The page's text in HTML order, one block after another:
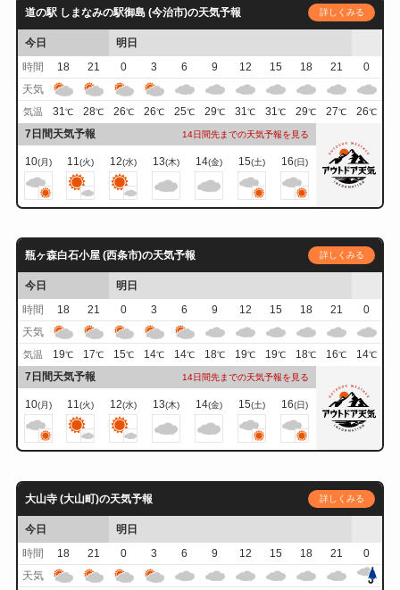
道の駅 しまなみの駅御島 (今治市)の天気予報 詳しくみる
今日
明日
時間
18 21 0 3 6 9 12 15 18 21
0
天気
気温 31℃ 28℃ 26℃ 26℃ 25℃ 29℃ 31℃ 31℃ 29℃ 27℃ 26℃
7日間天気予報 14日間先までの天気予報を見る
10(月) 11(火) 12(水) 13(木) 14(金) 15(土) 16(日)
瓶ヶ森白石小屋 (西条市)の天気予報 詳しくみる
今日
明日
時間
18 21 0 3 6 9 12 15 18 21
0
天気
気温 19℃ 17℃ 15℃ 14℃ 14℃ 18℃ 19℃ 19℃ 18℃ 16℃ 14℃
7日間天気予報 14日間先までの天気予報を見る
10(月) 11(火) 12(水) 13(木) 14(金) 15(土) 16(日)
大山寺 (大山町)の天気予報 詳しくみる
今日
明日
時間
18 21 0 3 6 9 12 15 18 21
0
天気